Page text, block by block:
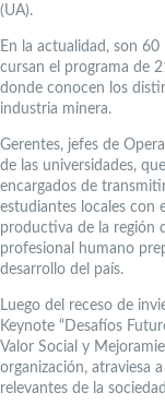
(UA).
En la actualidad, son
cursan el programa de
donde conocen los
industria minera.
Gerentes, jefes de
de las universidades,
encargados de
estudiantes locales con
productiva de la región
profesional humano
desarrollo del país.
Luego del receso de
Keynote “Desafíos
Valor Social y
organización, atraviesa
relevantes de la